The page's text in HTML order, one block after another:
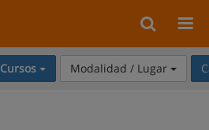
Cursos Modalidad / Lugar